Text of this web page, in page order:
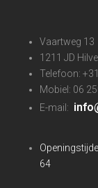
Vaartweg 13
1211 JD
Telefoon:
Mobiel: 06
E-mail:
64